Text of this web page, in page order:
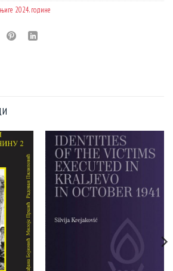
2024. године